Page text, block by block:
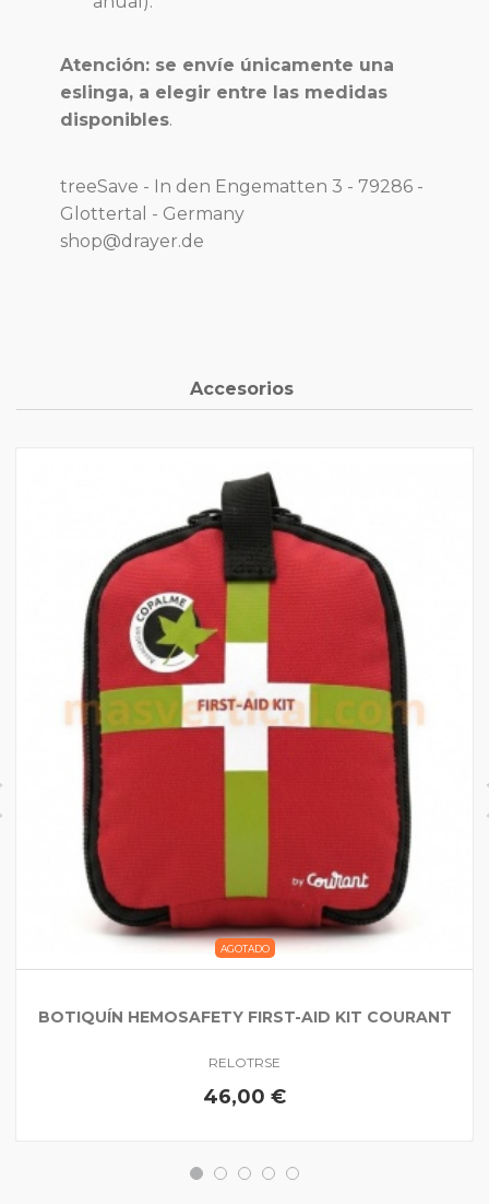
Atención: se envíe únicamente una
eslinga, a elegir entre las medidas
disponibles.
treeSave - In den Engematten 3 - 79286 -
Glottertal - Germany
shop@drayer.de
Accesorios
AGOTADO
BOTIQUÍN HEMOSAFETY FIRST-AID KIT COURANT
RELOTRSE
46,00 €